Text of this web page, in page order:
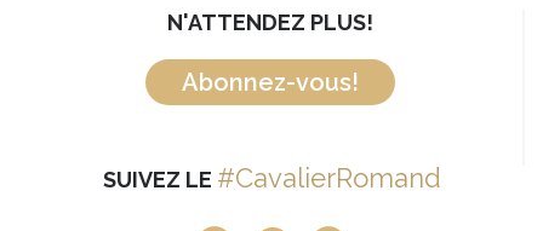
N'ATTENDEZ PLUS!
Abonnez-vous!
SUIVEZ LE #CavalierRomand